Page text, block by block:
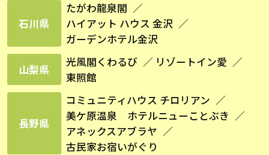
石川県
たがわ龍泉閣
ハイアット ハウス 金沢
ガーデンホテル金沢
山梨県
光風閣くわるび
リゾートイン愛
東照館
長野県
コミュニティハウス チロリアン
美ケ原温泉 ホテルニューことぶき
アネックスアブラヤ
古民家お宿いがぐり